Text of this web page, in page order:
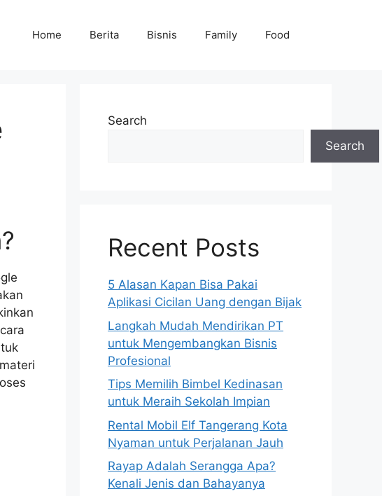
Home Berita Bisnis Family Food
Search
Search
Recent Posts
5 Alasan Kapan Bisa Pakai
Aplikasi Cicilan Uang dengan Bijak
Langkah Mudah Mendirikan PT
untuk Mengembangkan Bisnis
Profesional
Tips Memilih Bimbel Kedinasan
untuk Meraih Sekolah Impian
Rental Mobil Elf Tangerang Kota
Nyaman untuk Perjalanan Jauh
Rayap Adalah Serangga Apa?
Kenali Jenis dan Bahayanya